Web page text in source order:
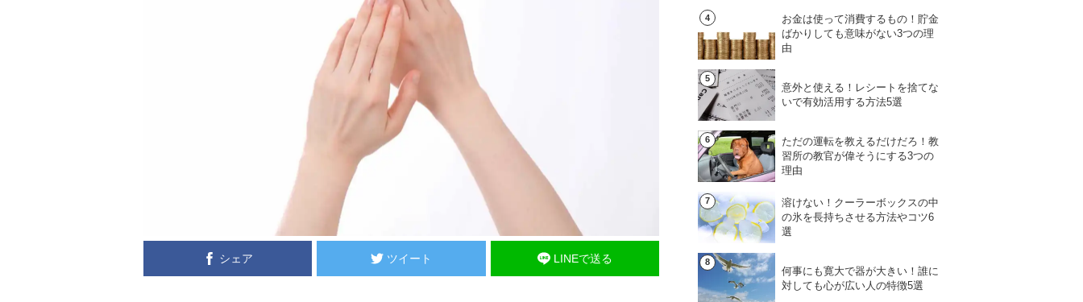
シェア ツイート LINEで送る
お金は使って消費するもの！貯金
ばかりしても意味がない3つの理
由
意外と使える！レシートを捨てな
いで有効活用する方法5選
ただの運転を教えるだけだろ！教
習所の教官が偉そうにする3つの
理由
溶けない！クーラーボックスの中
の氷を長持ちさせる方法やコツ6
選
何事にも寛大で器が大きい！誰に
対しても心が広い人の特徴5選